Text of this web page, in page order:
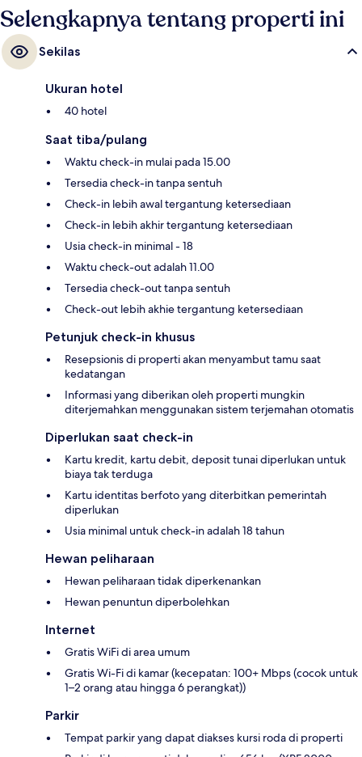
Selengkapnya tentang properti ini
Sekilas
Ukuran hotel
40 hotel
Saat tiba/pulang
Waktu check-in mulai pada 15.00
Tersedia check-in tanpa sentuh
Check-in lebih awal tergantung ketersediaan
Check-in lebih akhir tergantung ketersediaan
Usia check-in minimal - 18
Waktu check-out adalah 11.00
Tersedia check-out tanpa sentuh
Check-out lebih akhie tergantung ketersediaan
Petunjuk check-in khusus
Resepsionis di properti akan menyambut tamu saat
kedatangan
Informasi yang diberikan oleh properti mungkin
diterjemahkan menggunakan sistem terjemahan otomatis
Diperlukan saat check-in
Kartu kredit, kartu debit, deposit tunai diperlukan untuk
biaya tak terduga
Kartu identitas berfoto yang diterbitkan pemerintah
diperlukan
Usia minimal untuk check-in adalah 18 tahun
Hewan peliharaan
Hewan peliharaan tidak diperkenankan
Hewan penuntun diperbolehkan
Internet
Gratis WiFi di area umum
Gratis Wi-Fi di kamar (kecepatan: 100+ Mbps (cocok untuk
1–2 orang atau hingga 6 perangkat))
Parkir
Tempat parkir yang dapat diakses kursi roda di properti